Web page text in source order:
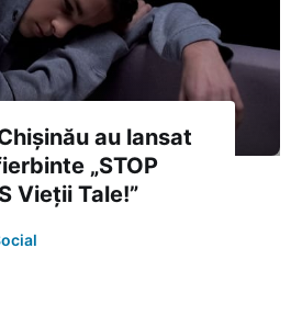
au lansat
„STOP
Vieții Tale!”